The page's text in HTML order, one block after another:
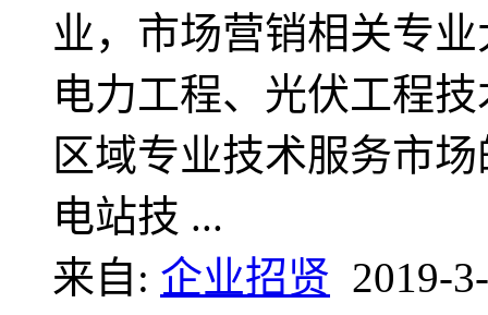
业，市场营销相关专
电力工程、光伏工程
区域专业技术服务市
电站技 ...
来自: 企业招贤 2019-